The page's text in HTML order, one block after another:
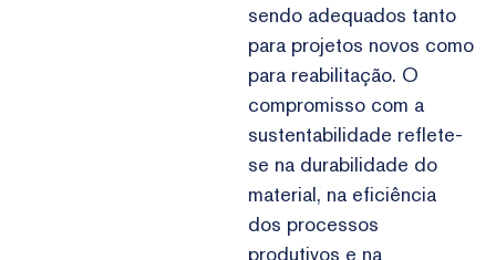
sendo adequados tanto
para projetos novos como
para reabilitação. O
compromisso com a
sustentabilidade reflete-
se na durabilidade do
material, na eficiência
dos processos
produtivos e na